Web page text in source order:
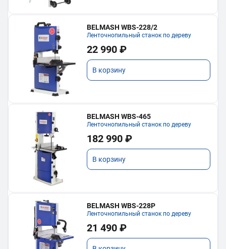
BELMASH WBS-228/2
Ленточнопильный станок по дереву
22 990 ₽
В корзину
BELMASH WBS-465
Ленточнопильный станок по дереву
182 990 ₽
В корзину
BELMASH WBS-228P
Ленточнопильный станок по дереву
21 490 ₽